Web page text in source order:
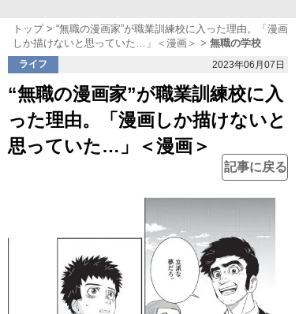
トップ
“無職の漫画家”が職業訓練校に入った理由。「漫画
しか描けないと思っていた…」＜漫画＞
無職の学校
ライフ 2023年06月07日
“無職の漫画家”が職業訓練校に入
った理由。「漫画しか描けないと
思っていた…」＜漫画＞
記事に戻る